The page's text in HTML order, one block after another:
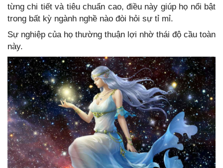
từng chi tiết và tiêu chuẩn cao, điều này giúp họ nổi bật
trong bất kỳ ngành nghề nào đòi hỏi sự tỉ mỉ.
Sự nghiệp của họ thường thuận lợi nhờ thái độ cầu toàn
này.